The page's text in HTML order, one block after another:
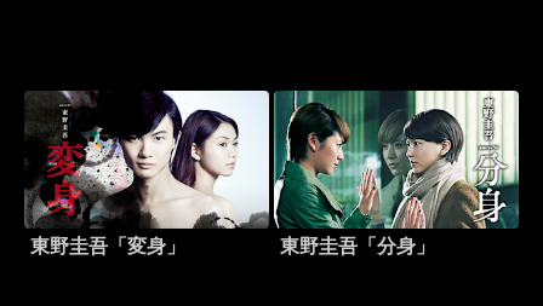
東野圭吾「変身」 東野圭吾「分身」